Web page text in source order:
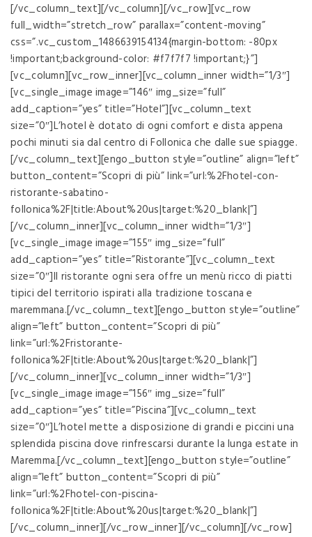
[/vc_column_text][/vc_column][/vc_row][vc_row
full_width=”stretch_row” parallax=”content-moving”
css=”.vc_custom_1486639154134{margin-bottom: -80px
!important;background-color: #f7f7f7 !important;}”]
[vc_column][vc_row_inner][vc_column_inner width=”1/3″]
[vc_single_image image=”146″ img_size=”full”
add_caption=”yes” title=”Hotel”][vc_column_text
size=”0″]L’hotel è dotato di ogni comfort e dista appena
pochi minuti sia dal centro di Follonica che dalle sue spiagge.
[/vc_column_text][engo_button style=”outline” align=”left”
button_content=”Scopri di più” link=”url:%2Fhotel-con-
ristorante-sabatino-
follonica%2F|title:About%20us|target:%20_blank|”]
[/vc_column_inner][vc_column_inner width=”1/3″]
[vc_single_image image=”155″ img_size=”full”
add_caption=”yes” title=”Ristorante”][vc_column_text
size=”0″]Il ristorante ogni sera offre un menù ricco di piatti
tipici del territorio ispirati alla tradizione toscana e
maremmana.[/vc_column_text][engo_button style=”outline”
align=”left” button_content=”Scopri di più”
link=”url:%2Fristorante-
follonica%2F|title:About%20us|target:%20_blank|”]
[/vc_column_inner][vc_column_inner width=”1/3″]
[vc_single_image image=”156″ img_size=”full”
add_caption=”yes” title=”Piscina”][vc_column_text
size=”0″]L’hotel mette a disposizione di grandi e piccini una
splendida piscina dove rinfrescarsi durante la lunga estate in
Maremma.[/vc_column_text][engo_button style=”outline”
align=”left” button_content=”Scopri di più”
link=”url:%2Fhotel-con-piscina-
follonica%2F|title:About%20us|target:%20_blank|”]
[/vc_column_inner][/vc_row_inner][/vc_column][/vc_row]